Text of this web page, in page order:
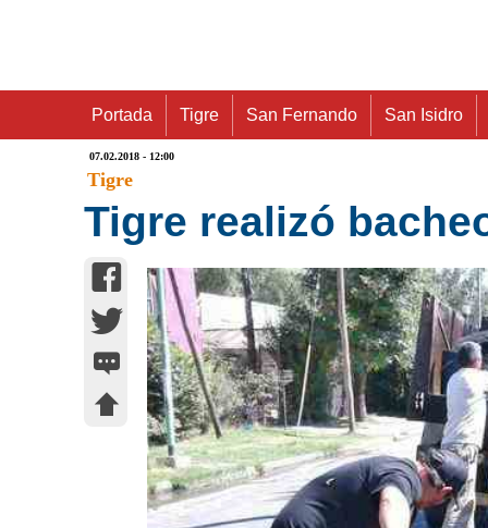
Portada Tigre San Fernando San Isidro
07.02.2018 - 12:00
Tigre
Tigre realizó